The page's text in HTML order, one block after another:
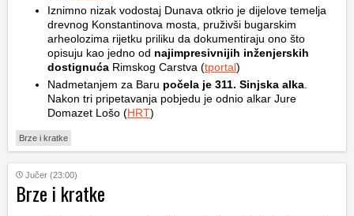
Iznimno nizak vodostaj Dunava otkrio je dijelove temelja
drevnog Konstantinova mosta, pruživši bugarskim
arheolozima rijetku priliku da dokumentiraju ono što
opisuju kao jedno od najimpresivnijih inženjerskih
dostignuća Rimskog Carstva (tportal)
Nadmetanjem za Baru počela je 311. Sinjska alka
Nakon tri pripetavanja pobjedu je odnio alkar Jure
Domazet Lošo (HRT)
Brze i kratke
Jučer (23:00)
Brze i kratke